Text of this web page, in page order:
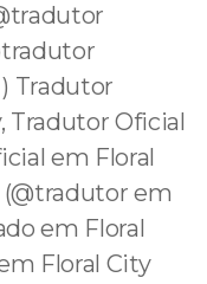
Tradutor
Tradutor Oficial
em Floral
em
em Floral
Floral City